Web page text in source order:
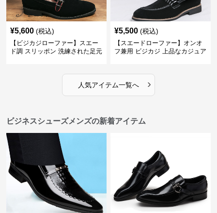
¥5,600 (税込)
【ビジカジローファー】スエー
ド調 スリッポン 洗練された足元
¥5,500 (税込)
【スエードローファー】オンオ
フ兼用 ビジカジ 上品なカジュア
人気アイテム一覧へ ›
ビジネスシューズメンズの新着アイテム